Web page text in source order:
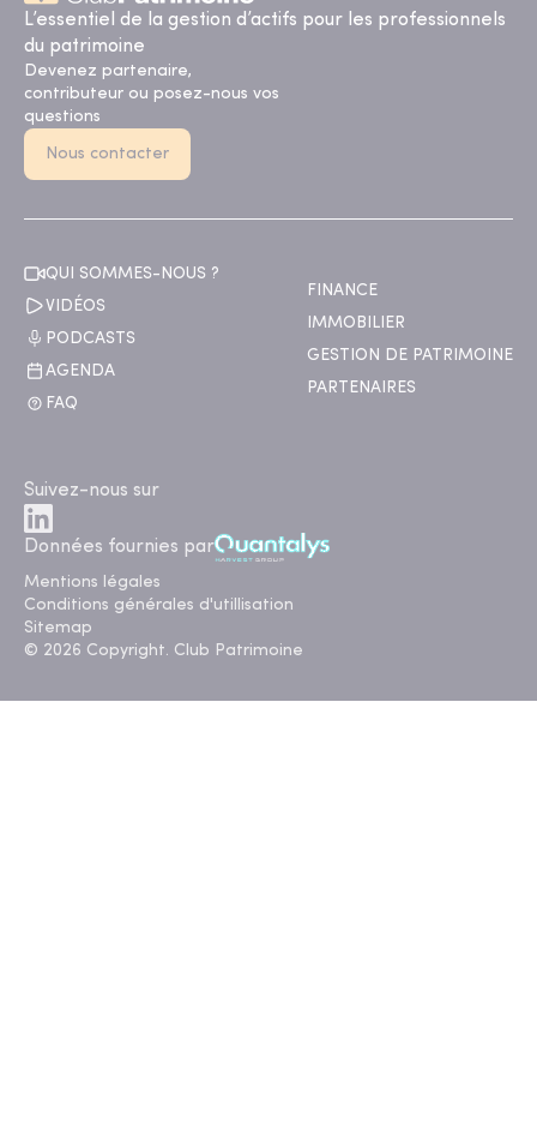
L’essentiel de la gestion d’actifs pour les professionnels
du patrimoine
Devenez partenaire,
contributeur ou posez-nous vos
questions
Nous contacter
QUI SOMMES-NOUS ?
VIDÉOS
PODCASTS
AGENDA
FAQ
FINANCE
IMMOBILIER
GESTION DE PATRIMOINE
PARTENAIRES
Suivez-nous sur
Données fournies par
Mentions légales
Conditions générales d'utillisation
Sitemap
© 2026 Copyright. Club Patrimoine